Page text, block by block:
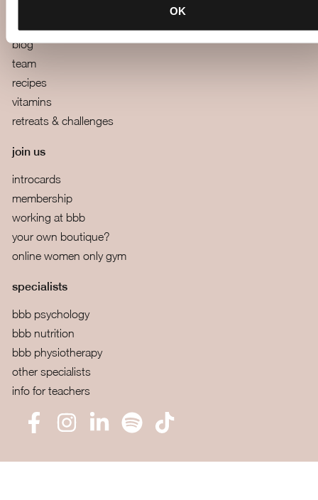
OK
blog
team
recipes
vitamins
retreats & challenges
join us
introcards
membership
working at bbb
your own boutique?
online women only gym
specialists
bbb psychology
bbb nutrition
bbb physiotherapy
other specialists
info for teachers